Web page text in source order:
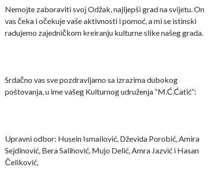
Nemojte zaboraviti svoj Odžak, najljepši grad na svijetu. On
vas čeka i očekuje vaše aktivnosti i pomoć, a mi se istinski
radujemo zajedničkom kreiranju kulturne slike našeg grada.
Srdačno vas sve pozdravljamo sa izrazima dubokog
poštovanja, u ime vašeg Kulturnog udruženja “M.Ć.Ćatić”:
Upravni odbor: Husein Ismailović, Dževida Porobić, Amira
Sejdinović, Bera Salihović, Mujo Delić, Amra Jazvić i Hasan
Čeliković,